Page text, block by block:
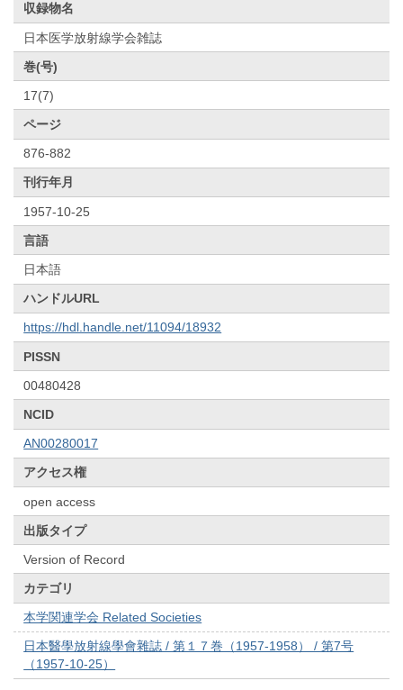
収録物名
日本医学放射線学会雑誌
巻(号)
17(7)
ページ
876-882
刊行年月
1957-10-25
言語
日本語
ハンドルURL
https://hdl.handle.net/11094/18932
PISSN
00480428
NCID
AN00280017
アクセス権
open access
出版タイプ
Version of Record
カテゴリ
本学関連学会 Related Societies
日本醫學放射線學會雜誌 / 第１７巻（1957-1958） / 第7号
（1957-10-25）